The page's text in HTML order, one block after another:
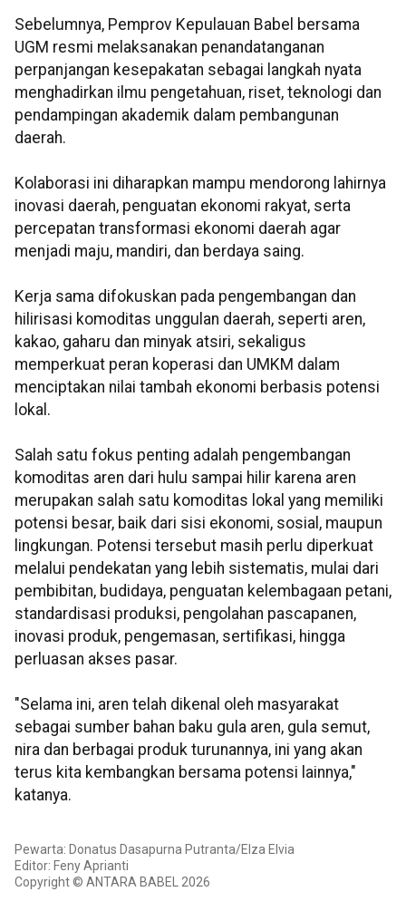
Sebelumnya, Pemprov Kepulauan Babel bersama
UGM resmi melaksanakan penandatanganan
perpanjangan kesepakatan sebagai langkah nyata
menghadirkan ilmu pengetahuan, riset, teknologi dan
pendampingan akademik dalam pembangunan
daerah.
Kolaborasi ini diharapkan mampu mendorong lahirnya
inovasi daerah, penguatan ekonomi rakyat, serta
percepatan transformasi ekonomi daerah agar
menjadi maju, mandiri, dan berdaya saing.
Kerja sama difokuskan pada pengembangan dan
hilirisasi komoditas unggulan daerah, seperti aren,
kakao, gaharu dan minyak atsiri, sekaligus
memperkuat peran koperasi dan UMKM dalam
menciptakan nilai tambah ekonomi berbasis potensi
lokal.
Salah satu fokus penting adalah pengembangan
komoditas aren dari hulu sampai hilir karena aren
merupakan salah satu komoditas lokal yang memiliki
potensi besar, baik dari sisi ekonomi, sosial, maupun
lingkungan. Potensi tersebut masih perlu diperkuat
melalui pendekatan yang lebih sistematis, mulai dari
pembibitan, budidaya, penguatan kelembagaan petani,
standardisasi produksi, pengolahan pascapanen,
inovasi produk, pengemasan, sertifikasi, hingga
perluasan akses pasar.
"Selama ini, aren telah dikenal oleh masyarakat
sebagai sumber bahan baku gula aren, gula semut,
nira dan berbagai produk turunannya, ini yang akan
terus kita kembangkan bersama potensi lainnya,"
katanya.
Pewarta: Donatus Dasapurna Putranta/Elza Elvia
Editor: Feny Aprianti
Copyright © ANTARA BABEL 2026